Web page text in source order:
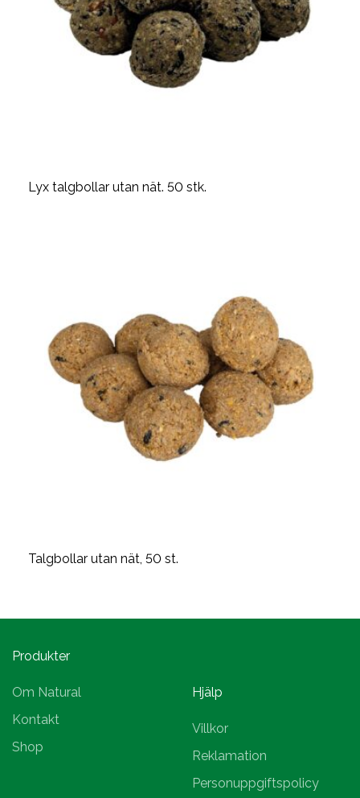
Lyx talgbollar utan nät. 50 stk.
Talgbollar utan nät, 50 st.
Produkter
Om Natural
Kontakt
Shop
Hjälp
Villkor
Reklamation
Personuppgiftspolicy